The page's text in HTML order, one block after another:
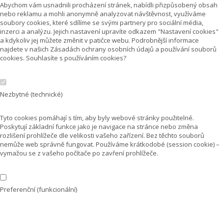
Abychom vám usnadnili procházení stránek, nabídli přizpůsobený obsah
nebo reklamu a mohli anonymně analyzovat návštěvnost, využíváme
soubory cookies, které sdílíme se svými partnery pro sociální média,
inzerci a analýzu. Jejich nastavení upravíte odkazem "Nastavení cookies"
a kdykoliv jej můžete změnit v patičce webu. Podrobnější informace
najdete v našich Zásadách ochrany osobních údajů a používání souborů
cookies. Souhlasíte s používáním cookies?
Nezbytné (technické)
Tyto cookies pomáhají s tím, aby byly webové stránky použitelné.
Poskytují základní funkce jako je navigace na stránce nebo změna
rozlišení prohlížeče dle velikosti vašeho zařízení. Bez těchto souborů
nemůže web správně fungovat. Používáme krátkodobé (session cookie) –
vymažou se z vašeho počítače po zavření prohlížeče.
Preferenční (funkcionální)